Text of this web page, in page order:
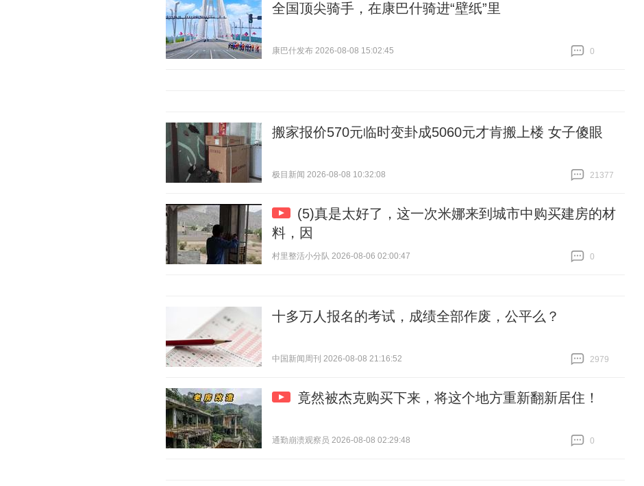
全国顶尖骑手，在康巴什骑进“壁纸”里
康巴什发布 2026-08-08 15:02:45
0
搬家报价570元临时变卦成5060元才肯搬上楼 女子傻眼
极目新闻 2026-08-08 10:32:08
21377
(5)真是太好了，这一次米娜来到城市中购买建房的材
料，因
村里整活小分队 2026-08-06 02:00:47
0
十多万人报名的考试，成绩全部作废，公平么？
中国新闻周刊 2026-08-08 21:16:52
2979
竟然被杰克购买下来，将这个地方重新翻新居住！
通勤崩溃观察员 2026-08-08 02:29:48
0